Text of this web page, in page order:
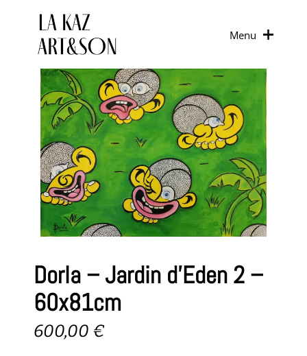
Menu
Dorla – Jardin d’Eden 2 –
60x81cm
600,00 €